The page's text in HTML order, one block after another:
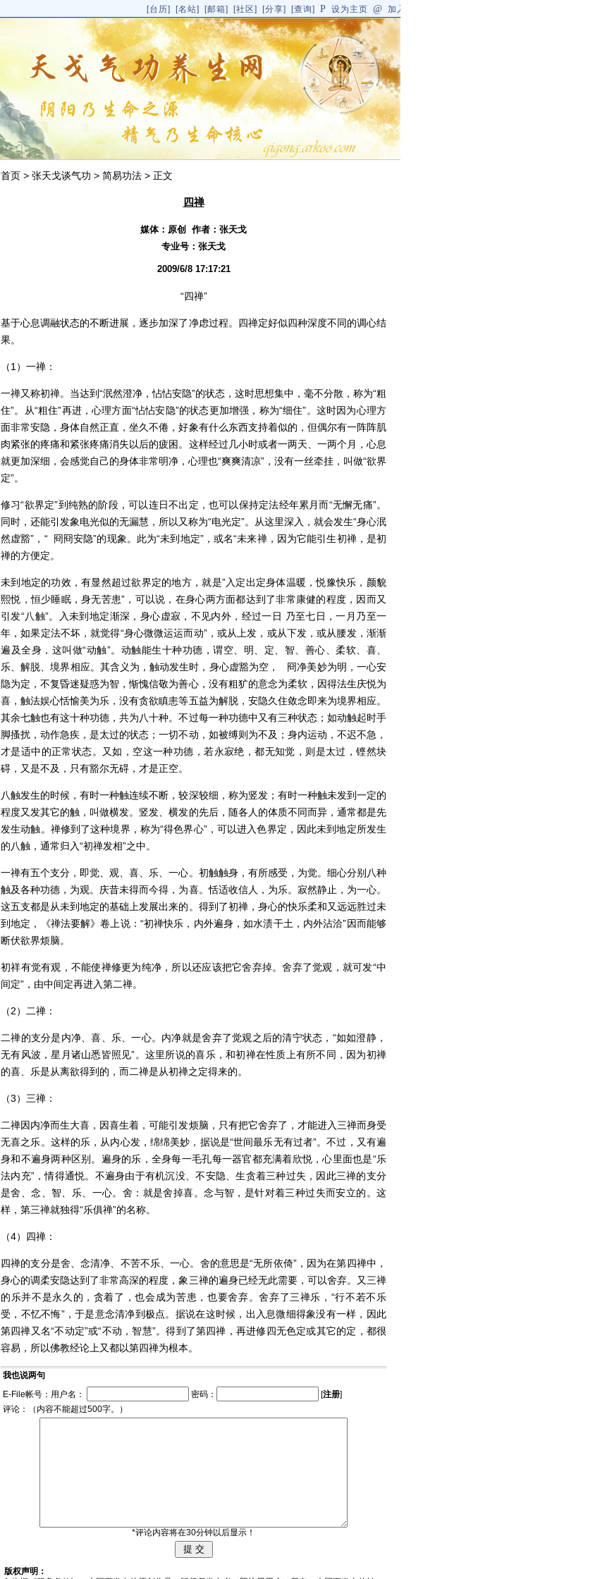
[台历] [名站] [邮箱] [社区] [分享] [查询] P 设为主页 @ 加入收藏
首页 > 张天戈谈气功 > 简易功法 > 正文
四禅
媒体：原创 作者：张天戈
专业号： 张天戈
2009/6/8 17:17:21
“四禅”
基于心息调融状态的不断进展，逐步加深了净虑过程。四禅定好似四种深度不同的调心结
果。
（1）一禅：
一禅又称初禅。当达到“泯然澄净，怗怗安隐”的状态，这时思想集中，毫不分散，称为“粗
住”。从“粗住”再进，心理方面“怗怗安隐”的状态更加增强，称为“细住”。这时因为心理方
面非常安隐，身体自然正直，坐久不倦，好象有什么东西支持着似的，但偶尔有一阵阵肌
肉紧张的疼痛和紧张疼痛消失以后的疲困。这样经过几小时或者一两天、一两个月，心息
就更加深细，会感觉自己的身体非常明净，心理也“爽爽清凉”，没有一丝牵挂，叫做“欲界
定”。
修习“欲界定”到纯熟的阶段，可以连日不出定，也可以保持定法经年累月而“无懈无痛”。
同时，还能引发象电光似的无漏慧，所以又称为“电光定”。从这里深入，就会发生“身心泯
然虚豁”，“ 冏冏安隐”的现象。此为“未到地定”，或名“未来禅，因为它能引生初禅，是初
禅的方便定。
未到地定的功效，有显然超过欲界定的地方，就是”入定出定身体温暖，悦豫快乐，颜貌
熙悦，恒少睡眠，身无苦患”，可以说，在身心两方面都达到了非常康健的程度，因而又
引发“八触”。入未到地定渐深，身心虚寂，不见内外，经过一日 乃至七日，一月乃至一
年，如果定法不坏，就觉得“身心微微运运而动”，或从上发，或从下发，或从腰发，渐渐
遍及全身，这叫做“动触”。动触能生十种功德，谓空、明、定、智、善心、柔软、喜、
乐、解脱、境界相应。其含义为，触动发生时，身心虚豁为空， 冏净美妙为明，一心安
隐为定，不复昏迷疑惑为智，惭愧信敬为善心，没有粗犷的意念为柔软，因得法生庆悦为
喜，触法娱心恬愉美为乐，没有贪欲瞋恚等五益为解脱，安隐久住敛念即来为境界相应。
其余七触也有这十种功德，共为八十种。不过每一种功德中又有三种状态；如动触起时手
脚搔扰，动作急疾，是太过的状态；一切不动，如被缚则为不及；身内运动，不迟不急，
才是适中的正常状态。又如，空这一种功德，若永寂绝，都无知觉，则是太过，铿然块
碍，又是不及，只有豁尔无碍，才是正空。
八触发生的时候，有时一种触连续不断，较深较细，称为竖发；有时一种触未发到一定的
程度又发其它的触，叫做横发。竖发、横发的先后，随各人的体质不同而异，通常都是先
发生动触。禅修到了这种境界，称为“得色界心”，可以进入色界定，因此未到地定所发生
的八触，通常归入“初禅发相”之中。
一禅有五个支分，即觉、观、喜、乐、一心。初触触身，有所感受，为觉。细心分别八种
触及各种功德，为观。庆昔未得而今得，为喜。恬适收信人，为乐。寂然静止，为一心。
这五支都是从未到地定的基础上发展出来的。得到了初禅，身心的快乐柔和又远远胜过未
到地定，《禅法要解》卷上说：“初禅快乐，内外遍身，如水渍干土，内外沾洽”因而能够
断伏欲界烦脑。
初祥有觉有观，不能使禅修更为纯净，所以还应该把它舍弃掉。舍弃了觉观，就可发“中
间定”，由中间定再进入第二禅。
（2）二禅：
二禅的支分是内净、喜、乐、一心。内净就是舍弃了觉观之后的清宁状态，“如如澄静，
无有风波，星月诸山悉皆照见”。这里所说的喜乐，和初禅在性质上有所不同，因为初禅
的喜、乐是从离欲得到的，而二禅是从初禅之定得来的。
（3）三禅：
二禅因内净而生大喜，因喜生着，可能引发烦脑，只有把它舍弃了，才能进入三禅而身受
无喜之乐。这样的乐，从内心发，绵绵美妙，据说是“世间最乐无有过者”。不过，又有遍
身和不遍身两种区别。遍身的乐，全身每一毛孔每一器官都充满着欣悦，心里面也是“乐
法内充”，情得通悦。不遍身由于有机沉没、不安隐、生贪着三种过失，因此三禅的支分
是舍、念、智、乐、一心。舍：就是舍掉喜。念与智，是针对着三种过失而安立的。这
样，第三禅就独得“乐俱禅”的名称。
（4）四禅：
四禅的支分是舍、念清净、不苦不乐、一心。舍的意思是“无所依倚”，因为在第四禅中，
身心的调柔安隐达到了非常高深的程度，象三禅的遍身已经无此需要，可以舍弃。又三禅
的乐并不是永久的，贪着了，也会成为苦患，也要舍弃。舍弃了三禅乐，“行不若不乐
受，不忆不悔”，于是意念清净到极点。据说在这时候，出入息微细得象没有一样，因此
第四禅又名“不动定”或“不动，智慧”。得到了第四禅，再进修四无色定或其它的定，都很
容易，所以佛教经论上又都以第四禅为根本。
我也说两句
E-File帐号：用户名：
密码： [注册]
评论：（内容不能超过500字。）
*评论内容将在30分钟以后显示！
版权声明：